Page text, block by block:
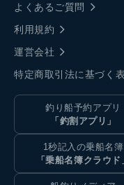
よくあるご質問
利用規約
運営会社
特定商取引法に基づく
釣り船予約アプリ
「釣割アプリ」
1秒記入の乗船名簿
「乗船名簿クラウド